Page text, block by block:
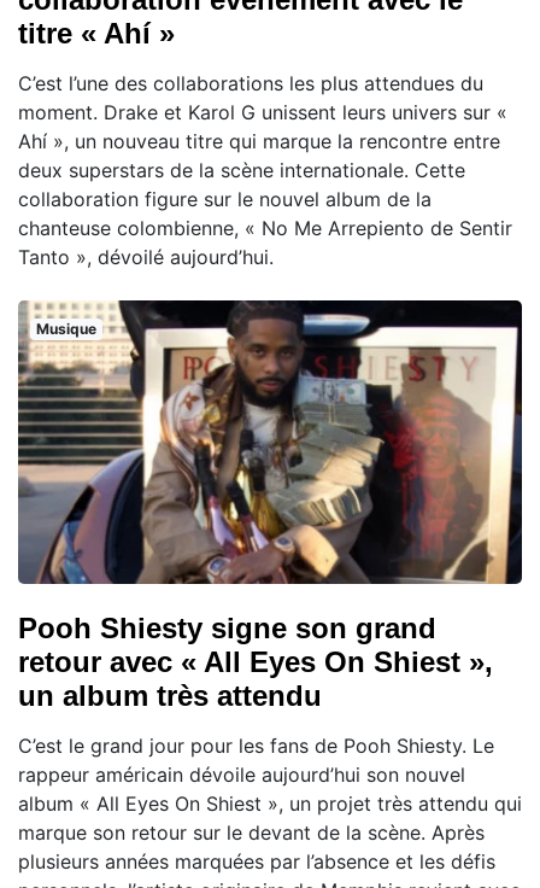
titre « Ahí »
C’est l’une des collaborations les plus attendues du
moment. Drake et Karol G unissent leurs univers sur «
Ahí », un nouveau titre qui marque la rencontre entre
deux superstars de la scène internationale. Cette
collaboration figure sur le nouvel album de la
chanteuse colombienne, « No Me Arrepiento de Sentir
Tanto », dévoilé aujourd’hui.
Musique
Pooh Shiesty signe son grand
retour avec « All Eyes On Shiest »,
un album très attendu
C’est le grand jour pour les fans de Pooh Shiesty. Le
rappeur américain dévoile aujourd’hui son nouvel
album « All Eyes On Shiest », un projet très attendu qui
marque son retour sur le devant de la scène. Après
plusieurs années marquées par l’absence et les défis